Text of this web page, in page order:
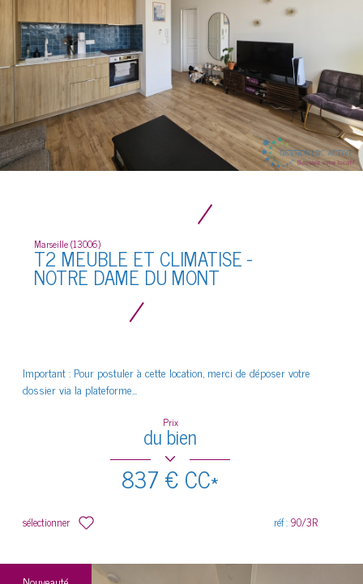
Marseille (13006)
T2 MEUBLE ET CLIMATISE -
NOTRE DAME DU MONT
Important : Pour postuler à cette location, merci de déposer votre
dossier via la plateforme...
Prix
du bien
837 €CC*
sélectionner réf :90/3R